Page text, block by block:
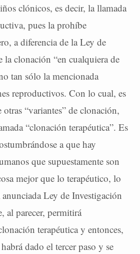
clónicos, es decir, la llamada
pues la prohíbe
a diferencia de la Ley de
clonación “en cualquiera de
tan sólo la mencionada
reproductivos. Con lo cual, es
“variantes” de clonación,
“clonación terapéutica”. Es
a que hay
que supuestamente son
mejor que lo terapéutico, lo
anunciada Ley de Investigación
al parecer, permitirá
terapéutica y entonces,
dado el tercer paso y se